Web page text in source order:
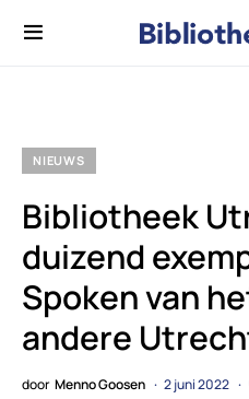
NIEUWS
Bibliotheek
duizend
Spoken van
andere
door Menno Goosen 2 juni 2022